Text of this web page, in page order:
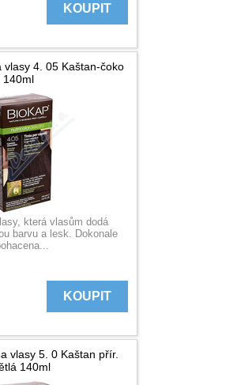
KOUPIT
vlasy 4. 05 Kaštan-čoko
140ml
která vlasům dodá
barvu a lesk. Dokonale
KOUPIT
vlasy 5. 0 Kaštan přír.
140ml